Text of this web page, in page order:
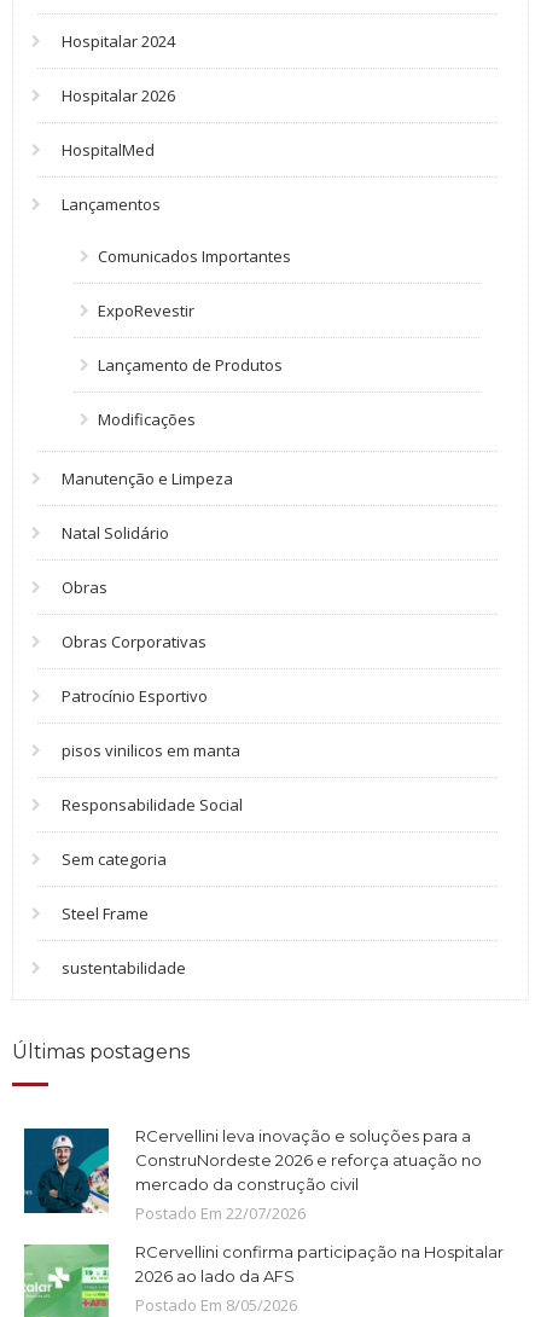
Hospitalar 2024
Hospitalar 2026
HospitalMed
Lançamentos
Comunicados Importantes
ExpoRevestir
Lançamento de Produtos
Modificações
Manutenção e Limpeza
Natal Solidário
Obras
Obras Corporativas
Patrocínio Esportivo
pisos vinilicos em manta
Responsabilidade Social
Sem categoria
Steel Frame
sustentabilidade
Últimas postagens
RCervellini leva inovação e soluções para a
ConstruNordeste 2026 e reforça atuação no
mercado da construção civil
Postado Em 22/07/2026
RCervellini confirma participação na Hospitalar
2026 ao lado da AFS
Postado Em 8/05/2026